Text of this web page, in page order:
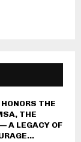
THE
THE
A LEGACY OF